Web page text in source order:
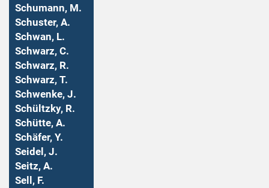
Schumann, M.
Schuster, A.
Schwan, L.
Schwarz, C.
Schwarz, R.
Schwarz, T.
Schwenke, J.
Schültzky, R.
Schütte, A.
Schäfer, Y.
Seidel, J.
Seitz, A.
Sell, F.